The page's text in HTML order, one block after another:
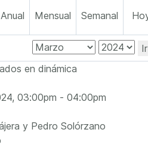
Anual Mensual Semanal
en dinámica
03:00pm - 04:00pm
y Pedro Solórzano